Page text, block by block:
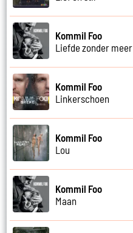
Kommil Foo
Liefde zonder meer
Kommil Foo
Linkerschoen
Kommil Foo
Lou
Kommil Foo
Maan